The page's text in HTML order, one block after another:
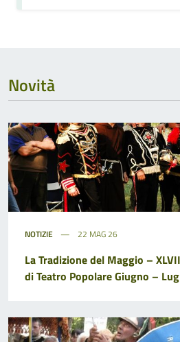
Novità
NOTIZIE 22 MAG 26
La Tradizione del Maggio –
di Teatro Popolare Giugno –